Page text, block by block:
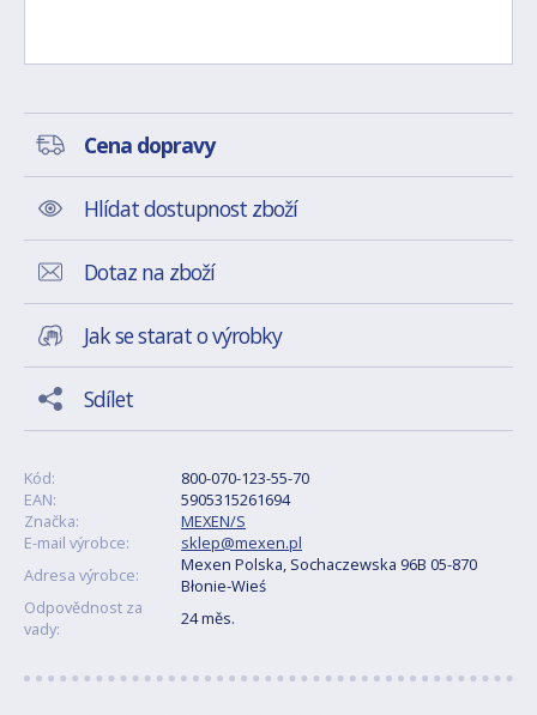
Cena dopravy
Hlídat dostupnost zboží
Dotaz na zboží
Jak se starat o výrobky
Sdílet
Kód:
800-070-123-55-70
EAN:
5905315261694
Značka:
MEXEN/S
E-mail výrobce:
sklep@mexen.pl
Adresa výrobce:
Mexen Polska, Sochaczewska 96B 05-870
Błonie-Wieś
Odpovědnost za
vady:
24 měs.